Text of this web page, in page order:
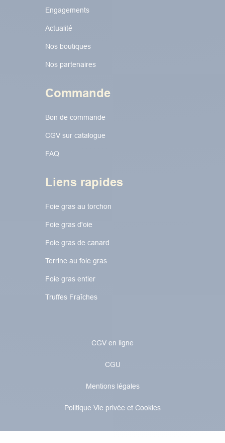
Engagements
Actualité
Nos boutiques
Nos partenaires
Commande
Bon de commande
CGV sur catalogue
FAQ
Liens rapides
Foie gras au torchon​​​​
Foie gras d'oie
Foie gras de canard
Terrine au foie gras
Foie gras entier
Truffes Fraîches
CGV en ligne
CGU
Mentions légales
Politique Vie privée et Cookies